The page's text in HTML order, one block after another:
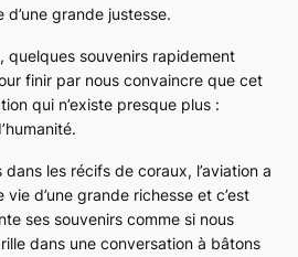
grande justesse.
quelques souvenirs rapidement
finir par nous convaincre que cet
qui n’existe presque plus :
les récifs de coraux, l’aviation a
d’une grande richesse et c’est
ses souvenirs comme si nous
dans une conversation à bâtons